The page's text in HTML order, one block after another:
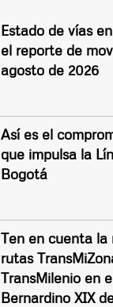
Estado de vías
el reporte de
agosto de 2026
Así es el
que impulsa la
Bogotá
Ten en cuenta la
rutas
TransMilenio en
Bernardino XIX